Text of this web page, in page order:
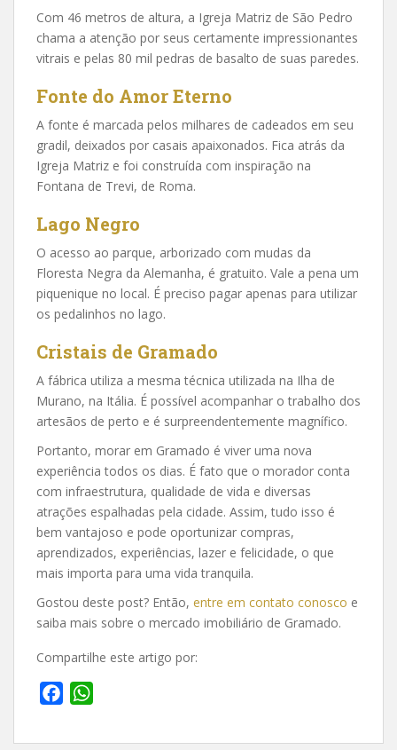
Com 46 metros de altura, a Igreja Matriz de São Pedro
chama a atenção por seus certamente impressionantes
vitrais e pelas 80 mil pedras de basalto de suas paredes.
Fonte do Amor Eterno
A fonte é marcada pelos milhares de cadeados em seu
gradil, deixados por casais apaixonados. Fica atrás da
Igreja Matriz e foi construída com inspiração na
Fontana de Trevi, de Roma.
Lago Negro
O acesso ao parque, arborizado com mudas da
Floresta Negra da Alemanha, é gratuito. Vale a pena um
piquenique no local. É preciso pagar apenas para utilizar
os pedalinhos no lago.
Cristais de Gramado
A fábrica utiliza a mesma técnica utilizada na Ilha de
Murano, na Itália. É possível acompanhar o trabalho dos
artesãos de perto e é surpreendentemente magnífico.
Portanto, morar em Gramado é viver uma nova
experiência todos os dias. É fato que o morador conta
com infraestrutura, qualidade de vida e diversas
atrações espalhadas pela cidade. Assim, tudo isso é
bem vantajoso e pode oportunizar compras,
aprendizados, experiências, lazer e felicidade, o que
mais importa para uma vida tranquila.
Gostou deste post? Então, entre em contato conosco e
saiba mais sobre o mercado imobiliário de Gramado.
Compartilhe este artigo por:
c
a